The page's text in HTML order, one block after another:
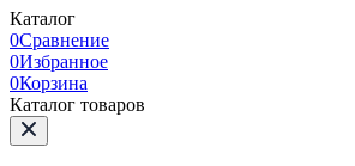
Каталог
0Сравнение
0Избранное
0Корзина
Каталог товаров